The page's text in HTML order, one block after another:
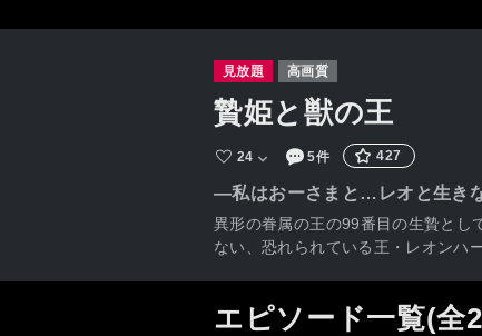
見放題 高画質
贄姫と獣の王
24 5件 427
―私はおーさまと…レオと生き
異形の眷属の王の99番目の生贄とし
ない、恐れられている王・レオンハ
エピソード一覧(全